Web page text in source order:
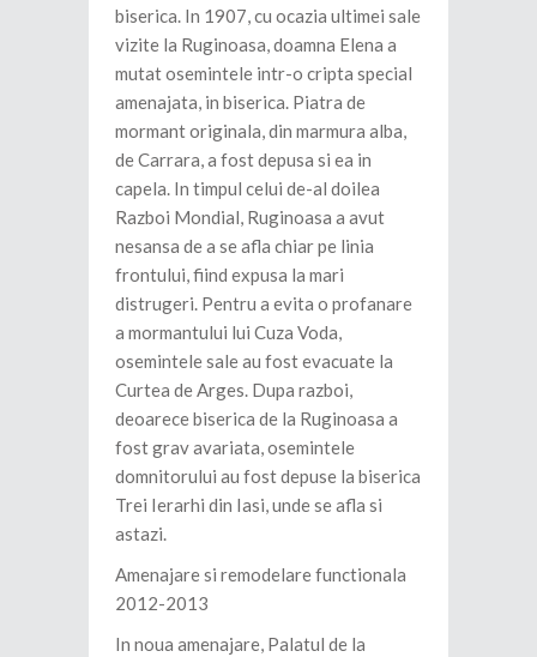
biserica. In 1907, cu ocazia ultimei sale
vizite la Ruginoasa, doamna Elena a
mutat osemintele intr-o cripta special
amenajata, in biserica. Piatra de
mormant originala, din marmura alba,
de Carrara, a fost depusa si ea in
capela. In timpul celui de-al doilea
Razboi Mondial, Ruginoasa a avut
nesansa de a se afla chiar pe linia
frontului, fiind expusa la mari
distrugeri. Pentru a evita o profanare
a mormantului lui Cuza Voda,
osemintele sale au fost evacuate la
Curtea de Arges. Dupa razboi,
deoarece biserica de la Ruginoasa a
fost grav avariata, osemintele
domnitorului au fost depuse la biserica
Trei Ierarhi din Iasi, unde se afla si
astazi.
Amenajare si remodelare functionala
2012-2013
In noua amenajare, Palatul de la